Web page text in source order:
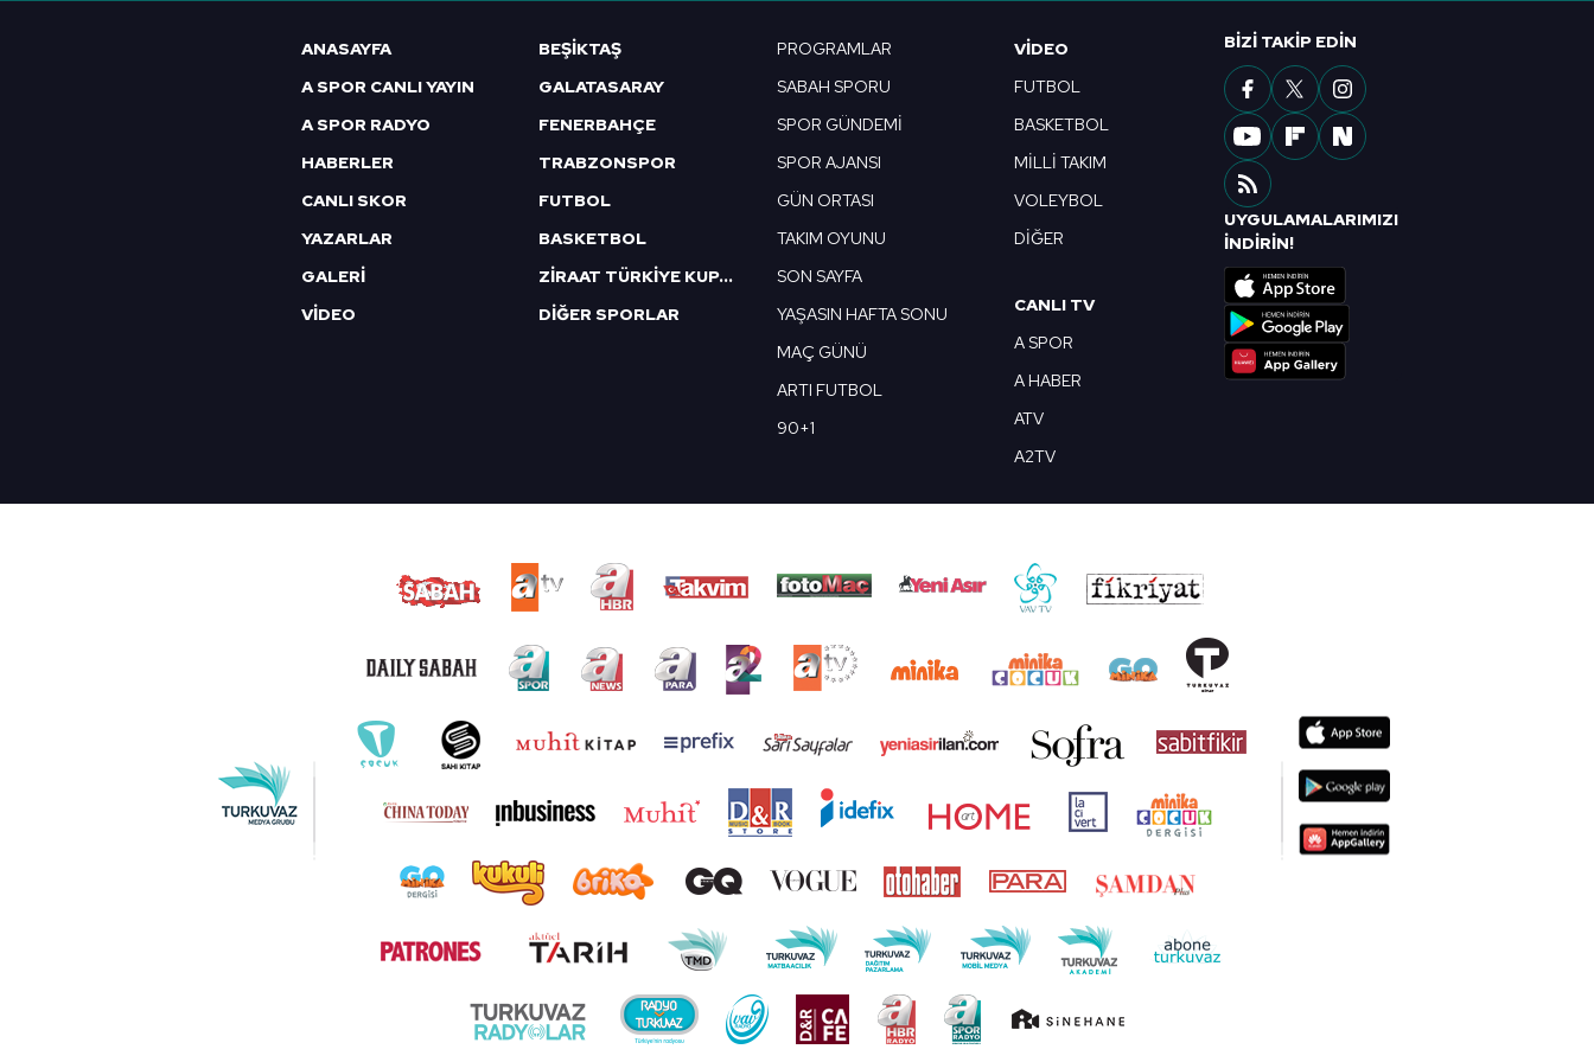
mevzuata uygun olarak kullanılan çerezlerle ilgili bilgi almak için lütfentıklayınız
ANASAYFA
A SPOR CANLI YAYIN
A SPOR RADYO
HABERLER
CANLI SKOR
YAZARLAR
GALERİ
VİDEO
BEŞİKTAŞ
GALATASARAY
FENERBAHÇE
TRABZONSPOR
FUTBOL
BASKETBOL
ZİRAAT TÜRKİYE KUPASI
DİĞER SPORLAR
PROGRAMLAR
SABAH SPORU
SPOR GÜNDEMİ
SPOR AJANSI
GÜN ORTASI
TAKIM OYUNU
SON SAYFA
YAŞASIN HAFTA SONU
MAÇ GÜNÜ
ARTI FUTBOL
90+1
VIDEO
FUTBOL
BASKETBOL
MİLLİ TAKIM
VOLEYBOL
DİĞER
CANLI TV
A SPOR
A HABER
ATV
A2TV
BIZI TAKIP EDIN
UYGULAMALARIMIZI
İNDİRİN!